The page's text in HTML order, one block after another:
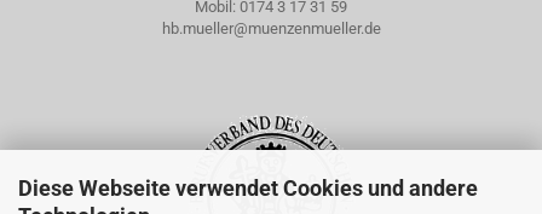
Diese Webseite verwendet Cookies und andere
Mobil: 0174 3 17 31 59
hb.mueller@muenzenmueller.de